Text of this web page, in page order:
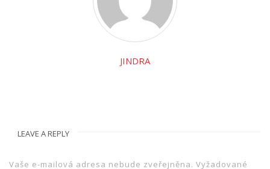
JINDRA
LEAVE A REPLY
Vaše e-mailová adresa nebude zveřejněna. Vyžadované